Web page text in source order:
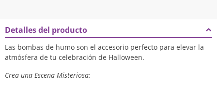
Detalles del producto
Las bombas de humo son el accesorio perfecto para elevar la
atmósfera de tu celebración de Halloween.
Crea una Escena Misteriosa: